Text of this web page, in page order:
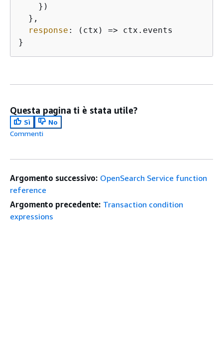
    })
  },
response : ( ctx ) => ctx.events
}
Questa pagina ti è stata utile?
Sì
No
Commenti
Argomento successivo: OpenSearch Service function
reference
Argomento precedente: Transaction condition
expressions